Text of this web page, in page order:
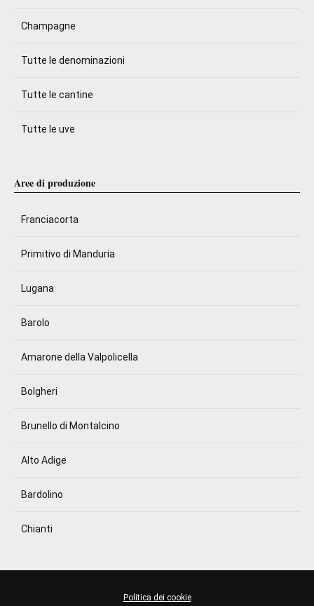
Champagne
Tutte le denominazioni
Tutte le cantine
Tutte le uve
Aree di produzione
Franciacorta
Primitivo di Manduria
Lugana
Barolo
Amarone della Valpolicella
Bolgheri
Brunello di Montalcino
Alto Adige
Bardolino
Chianti
Politica dei cookie